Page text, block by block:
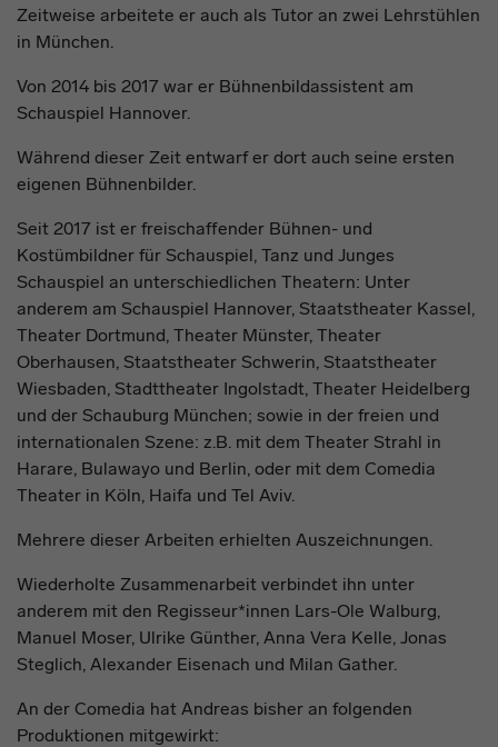
Zeitweise arbeitete er auch als Tutor an zwei Lehrstühlen
in München.
Von 2014 bis 2017 war er Bühnenbildassistent am
Schauspiel Hannover.
Während dieser Zeit entwarf er dort auch seine ersten
eigenen Bühnenbilder.
Seit 2017 ist er freischaffender Bühnen- und
Kostümbildner für Schauspiel, Tanz und Junges
Schauspiel an unterschiedlichen Theatern: Unter
anderem am Schauspiel Hannover, Staatstheater Kassel,
Theater Dortmund, Theater Münster, Theater
Oberhausen, Staatstheater Schwerin, Staatstheater
Wiesbaden, Stadttheater Ingolstadt, Theater Heidelberg
und der Schauburg München; sowie in der freien und
internationalen Szene: z.B. mit dem Theater Strahl in
Harare, Bulawayo und Berlin, oder mit dem Comedia
Theater in Köln, Haifa und Tel Aviv.
Mehrere dieser Arbeiten erhielten Auszeichnungen.
Wiederholte Zusammenarbeit verbindet ihn unter
anderem mit den Regisseur*innen Lars-Ole Walburg,
Manuel Moser, Ulrike Günther, Anna Vera Kelle, Jonas
Steglich, Alexander Eisenach und Milan Gather.
An der Comedia hat Andreas bisher an folgenden
Produktionen mitgewirkt: